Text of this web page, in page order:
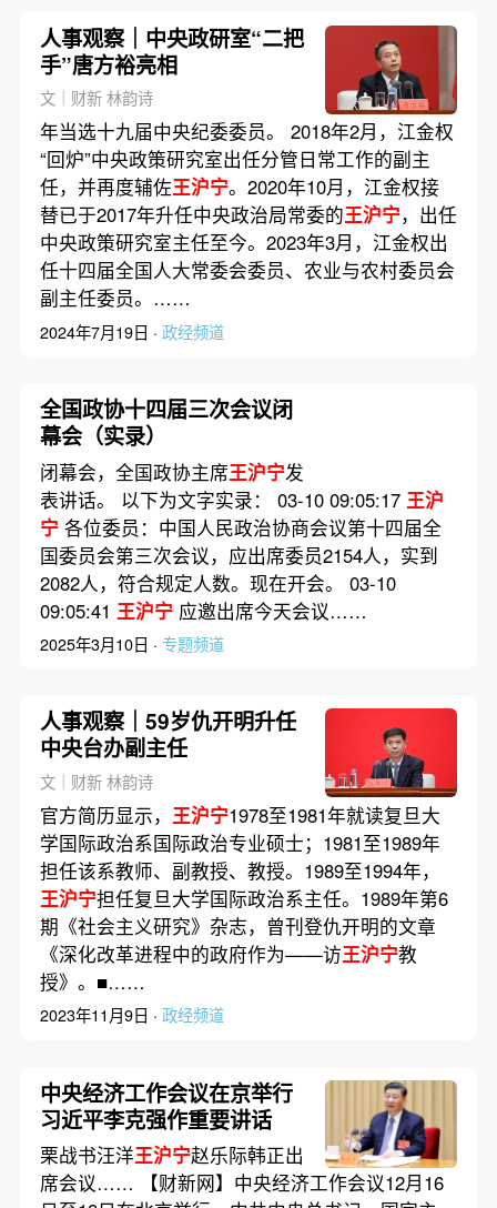
人事观察｜中央政研室“二把
手”唐方裕亮相
文｜财新 林韵诗
年当选十九届中央纪委委员。 2018年2月，江金权
“回炉”中央政策研究室出任分管日常工作的副主
任，并再度辅佐王沪宁。2020年10月，江金权接
替已于2017年升任中央政治局常委的王沪宁，出任
中央政策研究室主任至今。2023年3月，江金权出
任十四届全国人大常委会委员、农业与农村委员会
副主任委员。……
2024年7月19日 · 政经频道
全国政协十四届三次会议闭
幕会（实录）
闭幕会，全国政协主席王沪宁发
表讲话。 以下为文字实录： 03-10 09:05:17 王沪
宁各位委员：中国人民政治协商会议第十四届全
国委员会第三次会议，应出席委员2154人，实到
2082人，符合规定人数。现在开会。 03-10
09:05:41 王沪宁应邀出席今天会议……
2025年3月10日 · 专题频道
人事观察｜59岁仇开明升任
中央台办副主任
文｜财新 林韵诗
官方简历显示， 王沪宁1978至1981年就读复旦大
学国际政治系国际政治专业硕士；1981至1989年
担任该系教师、副教授、教授。1989至1994年，
王沪宁担任复旦大学国际政治系主任。1989年第6
期《社会主义研究》杂志，曾刊登仇开明的文章
《深化改革进程中的政府作为——访王沪宁教
授》。■……
2023年11月9日 · 政经频道
中央经济工作会议在京举行
习近平李克强作重要讲话
栗战书汪洋王沪宁赵乐际韩正出
席会议…… 【财新网】中央经济工作会议12月16